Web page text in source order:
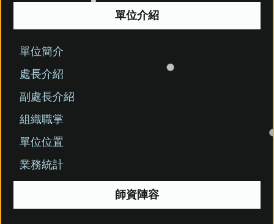
單位介紹
單位簡介
處長介紹
副處長介紹
組織職掌
單位位置
業務統計
師資陣容